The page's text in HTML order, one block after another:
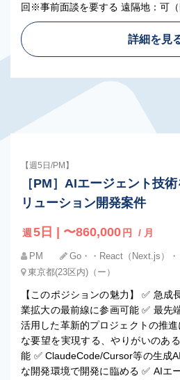
回※事前面談を要する 遠隔地：可（
詳細を見
【週5日/PM】
［PM］AIエージェント技
リューション開発案件
週 5日 | 〜860,000 円 / 月
PM Go・・React（Next.js）
東京都(23区内)（ー）
【このポジションの魅力】 ✅ 急
業拡大の最前線に参画可能 ✅ 最先
活用した革新的プロジェクトの推
な要望を実現する、やりがいのあ
能 ✅ ClaudeCode/Cursor等の生成
な開発環境で開発に臨める ✅ AIエ